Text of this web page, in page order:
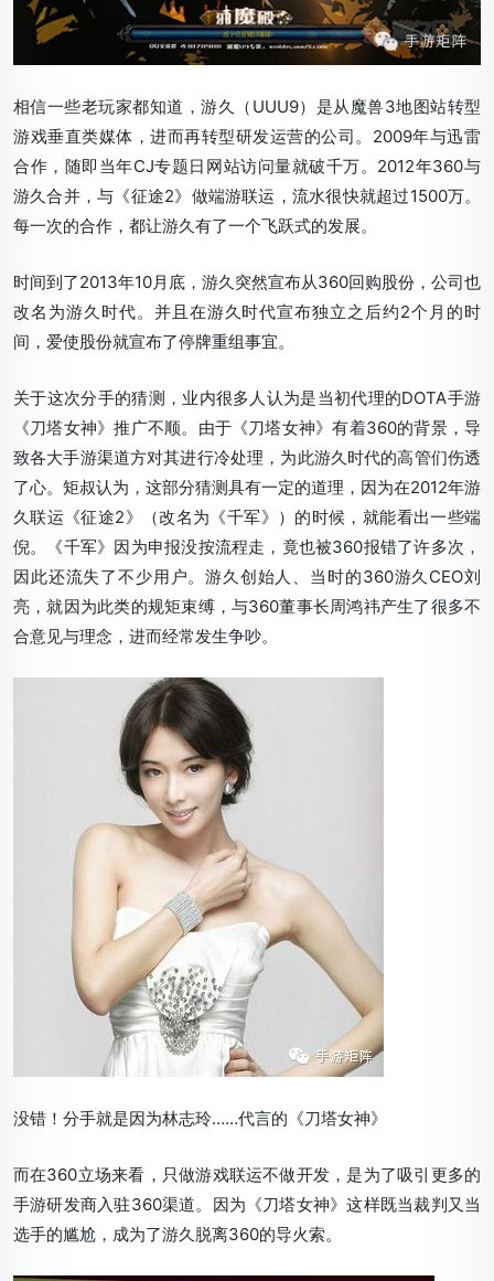
相信一些老玩家都知道，游久（UUU9）是从魔兽3地图站转型
游戏垂直类媒体，进而再转型研发运营的公司。2009年与迅雷
合作，随即当年CJ专题日网站访问量就破千万。2012年360与
游久合并，与《征途2》做端游联运，流水很快就超过1500万。
每一次的合作，都让游久有了一个飞跃式的发展。
时间到了2013年10月底，游久突然宣布从360回购股份，公司也
改名为游久时代。并且在游久时代宣布独立之后约2个月的时
间，爱使股份就宣布了停牌重组事宜。
关于这次分手的猜测，业内很多人认为是当初代理的DOTA手游
《刀塔女神》推广不顺。由于《刀塔女神》有着360的背景，导
致各大手游渠道方对其进行冷处理，为此游久时代的高管们伤透
了心。矩叔认为，这部分猜测具有一定的道理，因为在2012年游
久联运《征途2》（改名为《千军》）的时候，就能看出一些端
倪。《千军》因为申报没按流程走，竟也被360报错了许多次，
因此还流失了不少用户。游久创始人、当时的360游久CEO刘
亮，就因为此类的规矩束缚，与360董事长周鸿祎产生了很多不
合意见与理念，进而经常发生争吵。
没错！分手就是因为林志玲……代言的《刀塔女神》
而在360立场来看，只做游戏联运不做开发，是为了吸引更多的
手游研发商入驻360渠道。因为《刀塔女神》这样既当裁判又当
选手的尴尬，成为了游久脱离360的导火索。